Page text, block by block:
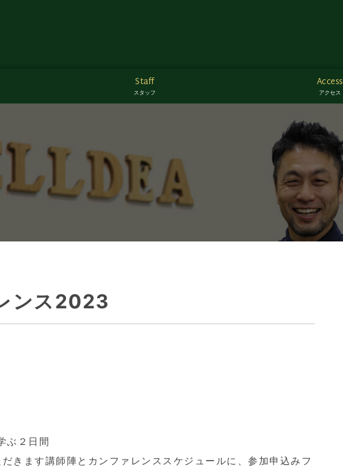
Staff
スタッフ
Access
アクセス
ンス2023
ぶ２日間
きます講師陣とカンファレンススケジュールに、参加申込みフ